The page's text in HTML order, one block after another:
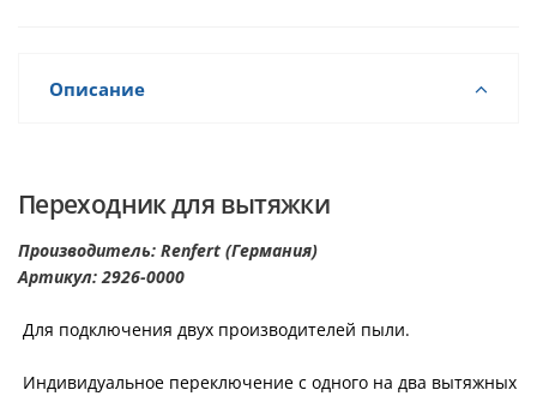
Описание
Переходник для вытяжки
Производитель: Renfert (Германия)
Артикул: 2926-0000
Для подключения двух производителей пыли.
Индивидуальное переключение с одного на два вытяжных